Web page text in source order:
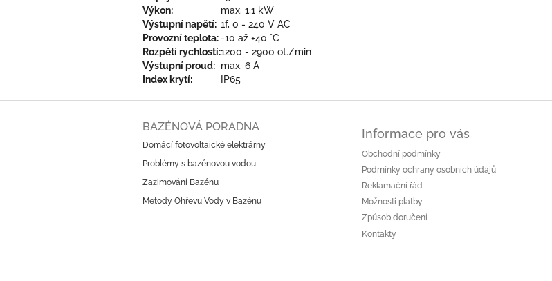
Výkon:
max. 1,1 kW
Výstupní napětí: 1f, 0 - 240 V AC
Provozní teplota:-10 až +40 °C
Rozpětí rychlostí:1200 - 2900 ot./min
Výstupní proud: max. 6 A
Index krytí:
IP65
BAZÉNOVÁ PORADNA
Domácí fotovoltaické elektrárny
Problémy s bazénovou vodou
Zazimování Bazénu
Metody Ohřevu Vody v Bazénu
Informace pro vás
Obchodní podmínky
Podmínky ochrany osobních údajů
Reklamační řád
Možnosti platby
Způsob doručení
Kontakty